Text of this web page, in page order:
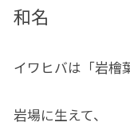
和名
イワヒバは「岩檜
岩場に生えて、